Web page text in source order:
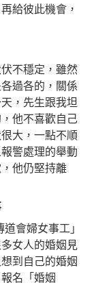
給彼此機會，
不穩定，雖然
過各的，關係
，先生跟我坦
他不喜歡自己
大，一點不順
警處理的舉動
他仍堅持離
會婦女事工」
女人的婚姻見
到自己的婚姻
名「婚姻